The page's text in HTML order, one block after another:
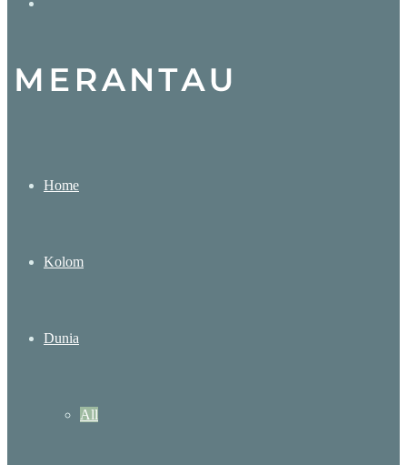
for
Home
Kolom
Dunia
All